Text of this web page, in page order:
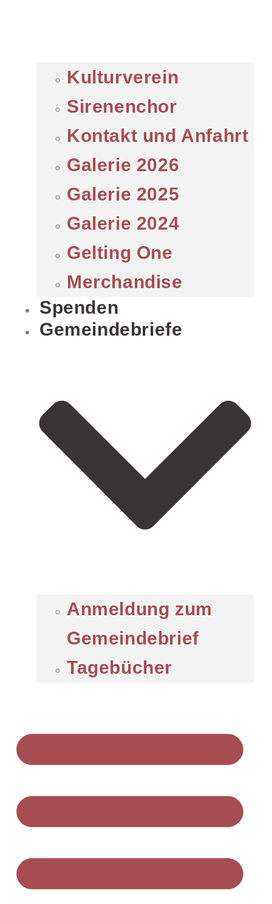
Kulturverein
Sirenenchor
Kontakt und Anfahrt
Galerie 2026
Galerie 2025
Galerie 2024
Gelting One
Merchandise
Spenden
Gemeindebriefe
Anmeldung zum
Gemeindebrief
Tagebücher